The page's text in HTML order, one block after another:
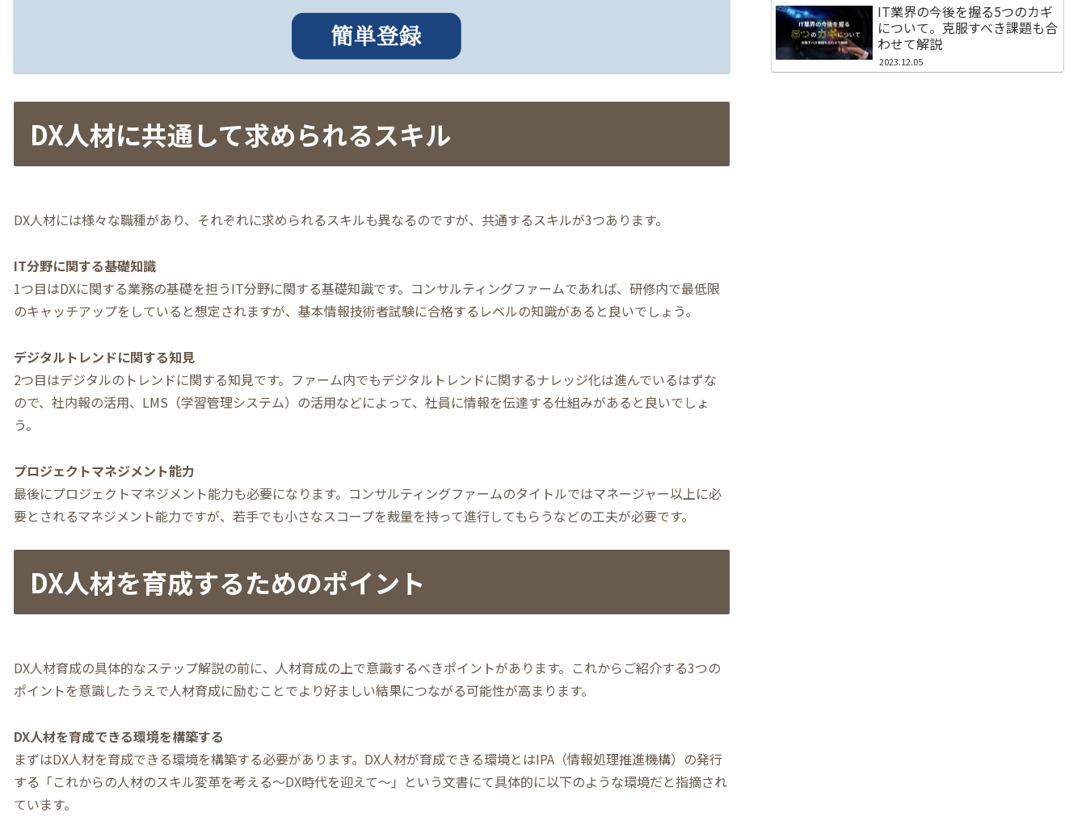
DX人材に共通して求められるスキル
DX人材には様々な職種があり、それぞれに求められるスキルも異なるのですが、共通するスキルが3つあります。
IT分野に関する基礎知識
1つ目はDXに関する業務の基礎を担うIT分野に関する基礎知識です。コンサルティングファームであれば、研修内で最低限
のキャッチアップをしていると想定されますが、基本情報技術者試験に合格するレベルの知識があると良いでしょう。
デジタルトレンドに関する知見
2つ目はデジタルのトレンドに関する知見です。ファーム内でもデジタルトレンドに関するナレッジ化は進んでいるはずな
ので、社内報の活用、LMS（学習管理システム）の活用などによって、社員に情報を伝達する仕組みがあると良いでしょ
う。
プロジェクトマネジメント能力
最後にプロジェクトマネジメント能力も必要になります。コンサルティングファームのタイトルではマネージャー以上に必
要とされるマネジメント能力ですが、若手でも小さなスコープを裁量を持って進行してもらうなどの工夫が必要です。
DX人材を育成するためのポイント
DX人材育成の具体的なステップ解説の前に、人材育成の上で意識するべきポイントがあります。これからご紹介する3つの
ポイントを意識したうえで人材育成に励むことでより好ましい結果につながる可能性が高まります。
DX人材を育成できる環境を構築する
まずはDX人材を育成できる環境を構築する必要があります。DX人材が育成できる環境とはIPA（情報処理推進機構）の発行
する「これからの人材のスキル変革を考える～DX時代を迎えて～」という文書にて具体的に以下のような環境だと指摘され
ています。
IT業界の今後を握る5つのカギ
について。克服すべき課題も合
わせて解説
2023.12.05